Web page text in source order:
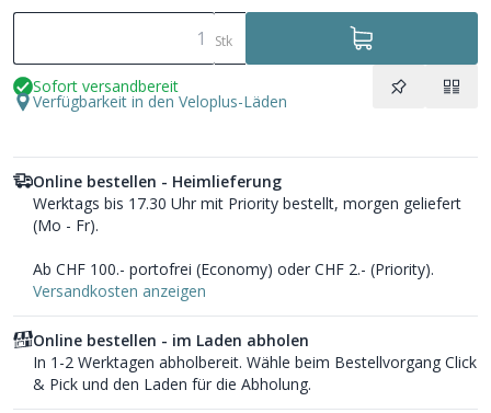
Stk
Sofort versandbereit
Verfügbarkeit in den Veloplus-Läden
Online bestellen - Heimlieferung
Werktags bis 17.30 Uhr mit Priority bestellt, morgen geliefert
(Mo - Fr).
Ab CHF 100.- portofrei (Economy) oder CHF 2.- (Priority).
Versandkosten anzeigen
Online bestellen - im Laden abholen
In 1-2 Werktagen abholbereit. Wähle beim Bestellvorgang Click
& Pick und den Laden für die Abholung.